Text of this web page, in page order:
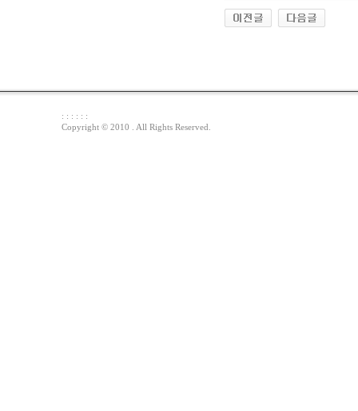
: : : : : :
Copyright © 2010 . All Rights Reserved.